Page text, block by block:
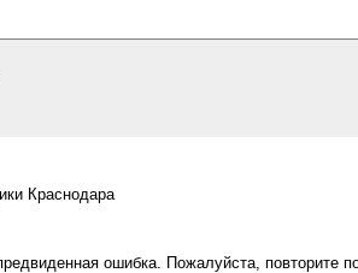
Краснодара
ошибка. Пожалуйста, повторите